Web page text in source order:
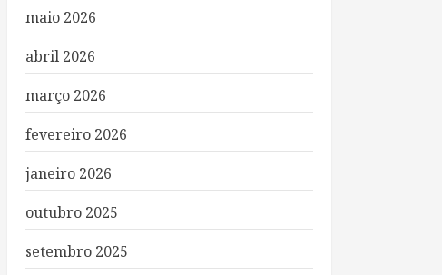
maio 2026
abril 2026
março 2026
fevereiro 2026
janeiro 2026
outubro 2025
setembro 2025